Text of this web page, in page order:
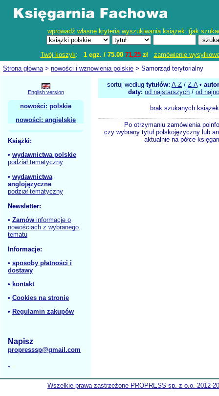
wprowadź własne kryteria wyszukiwania książek: (jak
Twój koszyk: 1 egz. /75.00 71,25zł
zamówienie
Strona główna> nowości i wznowienia polskie > Samorząd terytorialny
English version
nowości: polskie
nowości: angielskie
Książki:
• wydawnictwa polskie
podział tematyczny
• wydawnictwa
anglojęzyczne
podział tematyczny
Newsletter:
• Zamów informacje o
nowościach z wybranego
tematu
Informacje:
• sposoby płatności i
dostawy
• kontakt
• Cookies na stronie
• Regulamin zakupów
Napisz
propresssp@gmail.com
sortuj według tytułów: A-Z / Z-A•
daty: od najstarszych / od
brak szukanych książek
Po otrzymaniu zamówienia
czy wybrany tytuł polskojęzyczny lub
aktualnie na półce
Wszelkie prawa zastrzeżone PROPRESS sp. z o.o. 2012-